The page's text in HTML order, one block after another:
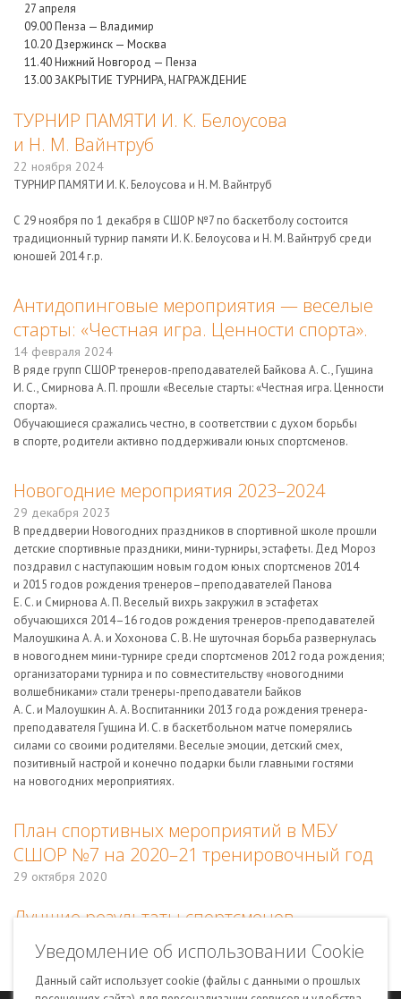
Уведомление об использовании Cookie
Данный сайт использует cookie (файлы с данными о прошлых
27 апреля
09.00 Пенза — Владимир
10.20 Дзержинск — Москва
11.40 Нижний Новгород — Пенза
13.00 ЗАКРЫТИЕ ТУРНИРА, НАГРАЖДЕНИЕ
ТУРНИР ПАМЯТИ И. К. Белоусова
и Н. М. Вайнтруб
22 ноября 2024
ТУРНИР ПАМЯТИ И. К. Белоусова и Н. М. Вайнтруб
С 29 ноября по 1 декабря в СШОР №7 по баскетболу состоится
традиционный турнир памяти И. К. Белоусова и Н. М. Вайнтруб среди
юношей 2014 г.р.
Антидопинговые мероприятия — веселые
старты: «Честная игра. Ценности спорта».
14 февраля 2024
В ряде групп СШОР тренеров-преподавателей Байкова А. С., Гущина
И. С., Смирнова А. П. прошли «Веселые старты: «Честная игра. Ценности
спорта».
Обучающиеся сражались честно, в соответствии с духом борьбы
в спорте, родители активно поддерживали юных спортсменов.
Новогодние мероприятия 2023–2024
29 декабря 2023
В преддверии Новогодних праздников в спортивной школе прошли
детские спортивные праздники, мини-турниры, эстафеты. Дед Мороз
поздравил с наступающим новым годом юных спортсменов 2014
и 2015 годов рождения тренеров–преподавателей Панова
Е. С. и Смирнова А. П. Веселый вихрь закружил в эстафетах
обучающихся 2014–16 годов рождения тренеров-преподавателей
Малоушкина А. А. и Хохонова С. В. Не шуточная борьба развернулась
в новогоднем мини-турнире среди спортсменов 2012 года рождения;
организаторами турнира и по совместительству «новогодними
волшебниками» стали тренеры-преподаватели Байков
А. С. и Малоушкин А. А. Воспитанники 2013 года рождения тренера-
преподавателя Гущина И. С. в баскетбольном матче померялись
силами со своими родителями. Веселые эмоции, детский смех,
позитивный настрой и конечно подарки были главными гостями
на новогодних мероприятиях.
План спортивных мероприятий в МБУ
СШОР №7 на 2020–21 тренировочный год
29 октября 2020
Лучшие результаты спортсменов
в 2020 году
29 октября 2020